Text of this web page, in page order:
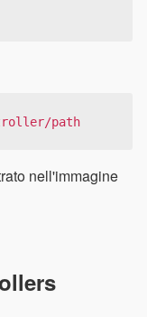
path
nell'immagine